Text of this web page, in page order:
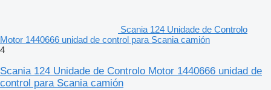
Scania 124 Unidade de Controlo
Motor 1440666 unidad de control para Scania camión
4
Scania 124 Unidade de Controlo Motor 1440666 unidad de
control para Scania camión